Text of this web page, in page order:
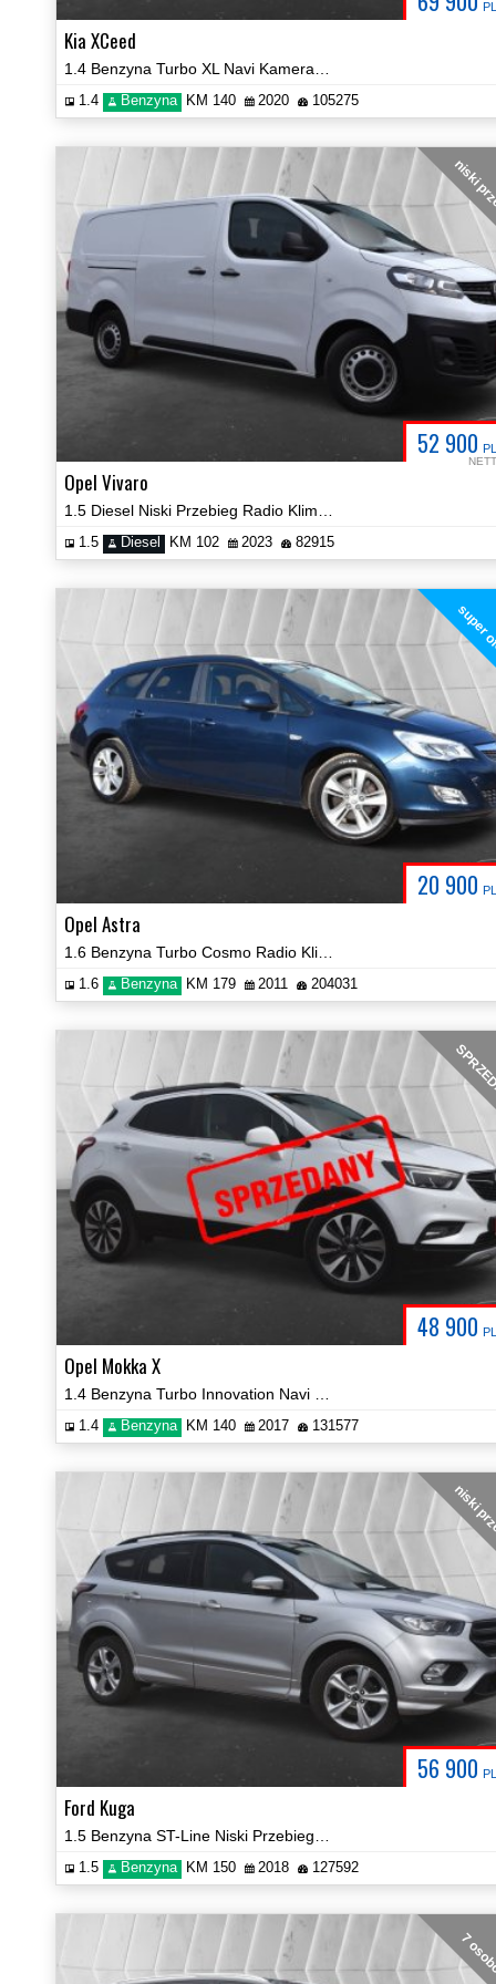
Kia XCeed
1.4 Benzyna KM 140 2020 105275
52 900
niski
Opel Vivaro
1.5 Diesel KM 102 2023 82915
20 900
Opel Astra
1.6 Benzyna KM 179 2011 204031
48 900
Opel Mokka X
1.4 Benzyna KM 140 2017 131577
56 900
niski
Ford Kuga
1.5 Benzyna KM 150 2018 127592
7